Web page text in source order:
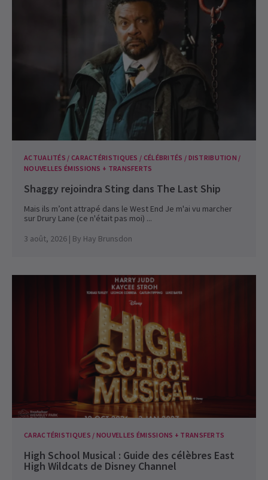
ACTUALITÉS / CARACTÉRISTIQUES / CÉLÉBRITÉS / DISTRIBUTION /
NOUVELLES ÉMISSIONS + TRANSFERTS
Shaggy rejoindra Sting dans The Last Ship
Mais ils m’ont attrapé dans le West End Je m'ai vu marcher
sur Drury Lane (ce n'était pas moi) ...
3 août, 2026 | By Hay Brunsdon
CARACTÉRISTIQUES / NOUVELLES ÉMISSIONS + TRANSFERTS
High School Musical : Guide des célèbres East
High Wildcats de Disney Channel